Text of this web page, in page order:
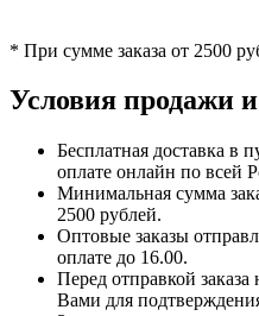
* При сумме заказа от 2500
Условия продажи
Бесплатная доставка в
оплате онлайн по всей
Минимальная сумма
2500 рублей.
Оптовые заказы
оплате до 16.00.
Перед отправкой
Вами для